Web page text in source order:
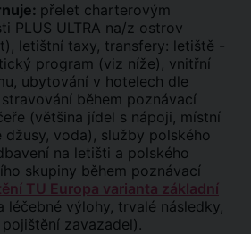
přelet charterovým
PLUS ULTRA na/z ostrov
letištní taxy, transfery: letiště -
program (viz níže), vnitřní
ubytování v hotelech dle
během poznávací
(většina jídel s nápoji, místní
džusy, voda), služby polského
na letišti a polského
skupiny během poznávací
TU Europa varianta základní
léčebné výlohy, trvalé následky,
zavazadel).